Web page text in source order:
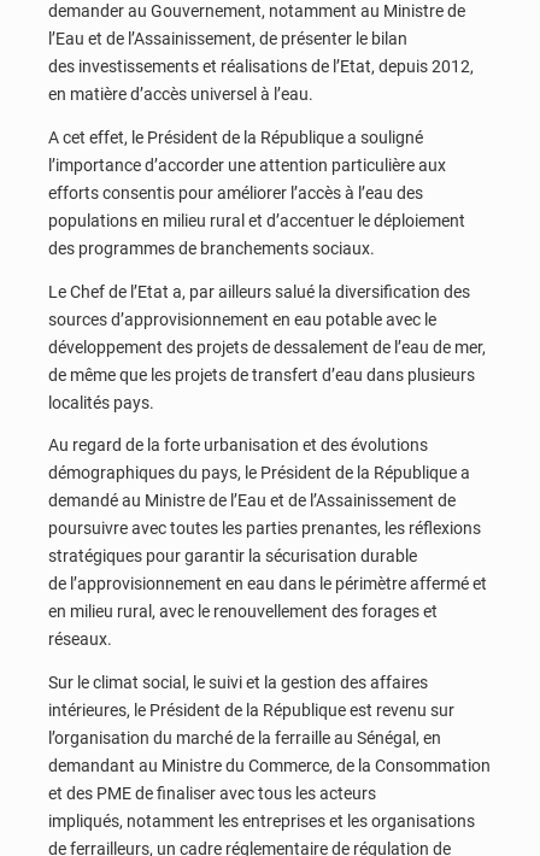
demander au Gouvernement, notamment au Ministre de
l’Eau et de l’Assainissement, de présenter le bilan
des investissements et réalisations de l’Etat, depuis 2012,
en matière d’accès universel à l’eau.
A cet effet, le Président de la République a souligné
l’importance d’accorder une attention particulière aux
efforts consentis pour améliorer l’accès à l’eau des
populations en milieu rural et d’accentuer le déploiement
des programmes de branchements sociaux.
Le Chef de l’Etat a, par ailleurs salué la diversification des
sources d’approvisionnement en eau potable avec le
développement des projets de dessalement de l’eau de mer,
de même que les projets de transfert d’eau dans plusieurs
localités pays.
Au regard de la forte urbanisation et des évolutions
démographiques du pays, le Président de la République a
demandé au Ministre de l’Eau et de l’Assainissement de
poursuivre avec toutes les parties prenantes, les réflexions
stratégiques pour garantir la sécurisation durable
de l’approvisionnement en eau dans le périmètre affermé et
en milieu rural, avec le renouvellement des forages et
réseaux.
Sur le climat social, le suivi et la gestion des affaires
intérieures, le Président de la République est revenu sur
l’organisation du marché de la ferraille au Sénégal, en
demandant au Ministre du Commerce, de la Consommation
et des PME de finaliser avec tous les acteurs
impliqués, notamment les entreprises et les organisations
de ferrailleurs, un cadre réglementaire de régulation de